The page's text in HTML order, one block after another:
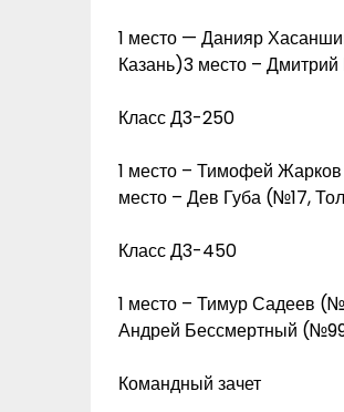
1 место — Данияр
Казань)3 место –
Класс Д3-250
1 место – Тимофей
место – Дев Губа (№17,
Класс Д3-450
1 место – Тимур Садеев
Андрей Бессмертный
Командный зачет